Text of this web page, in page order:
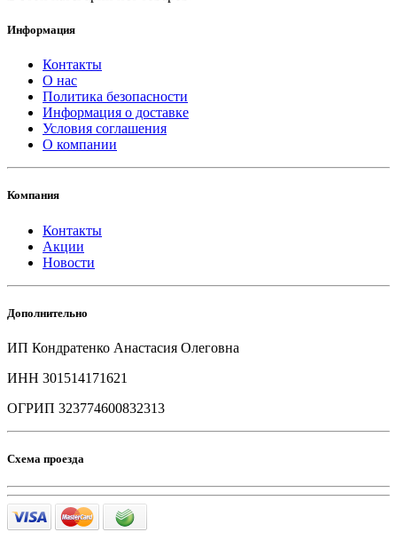
Информация
Контакты
О нас
Политика безопасности
Информация о доставке
Условия соглашения
О компании
Компания
Контакты
Акции
Новости
Дополнительно
ИП Кондратенко Анастасия Олеговна
ИНН 301514171621
ОГРИП 323774600832313
Схема проезда